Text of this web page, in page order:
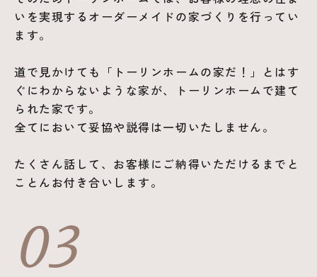
いを実現するオーダーメイドの家づくりを行ってい
ます。
道で見かけても「トーリンホームの家だ！」とはす
ぐにわからないような家が、トーリンホームで建て
られた家です。
全てにおいて妥協や説得は一切いたしません。
たくさん話して、お客様にご納得いただけるまでと
ことんお付き合いします。
03